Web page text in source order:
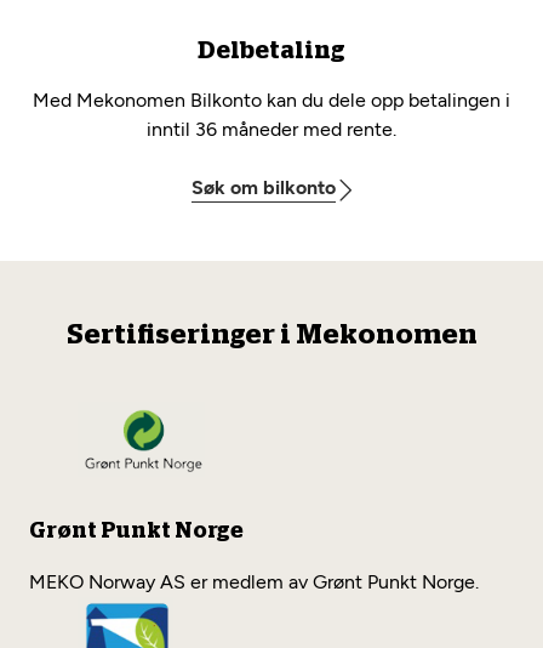
Delbetaling
Med Mekonomen Bilkonto kan du dele opp betalingen i
inntil 36 måneder med rente.
Søk om bilkonto
Sertifiseringer i Mekonomen
Grønt Punkt Norge
MEKO Norway AS er medlem av Grønt Punkt Norge.